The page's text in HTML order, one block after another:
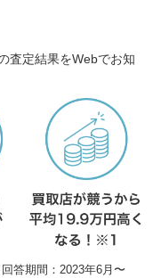
査定結果をWebでお知
答期間：2023年6月〜